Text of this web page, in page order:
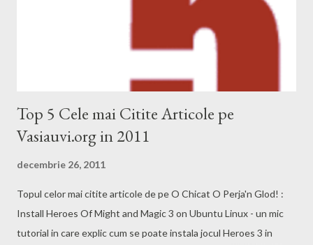
Top 5 Cele mai Citite Articole pe
Vasiauvi.org in 2011
decembrie 26, 2011
Topul celor mai citite articole de pe O Chicat O Perja'n Glod! :
Install Heroes Of Might and Magic 3 on Ubuntu Linux - un mic
tutorial in care explic cum se poate instala jocul Heroes 3 in